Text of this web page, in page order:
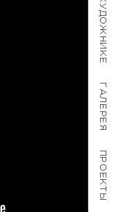
О ХУДОЖНИКЕ
ГАЛЕРЕЯ
ПРОЕКТЫ